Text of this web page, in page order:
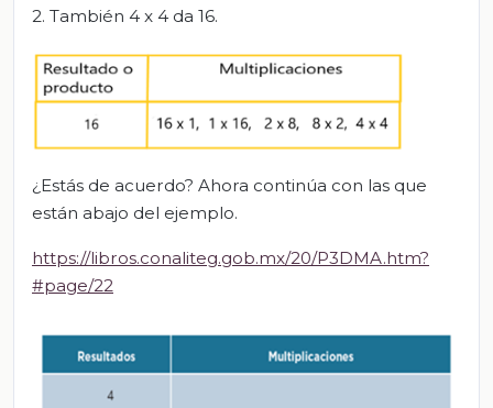
2. También 4 x 4 da 16.
¿Estás de acuerdo? Ahora continúa con las que
están abajo del ejemplo.
https://libros.conaliteg.gob.mx/20/P3DMA.htm?
#page/22